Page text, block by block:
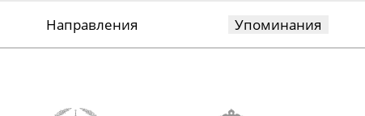
Направления Упоминания